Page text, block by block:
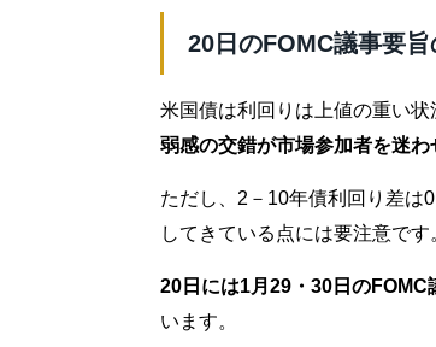
20日のFOMC議事要旨
米国債は利回りは上値の重い状
弱感の交錯が市場参加者を迷わ
ただし、2－10年債利回り差は
してきている点には要注意です
20日には1月29・30日のFOMC
います。